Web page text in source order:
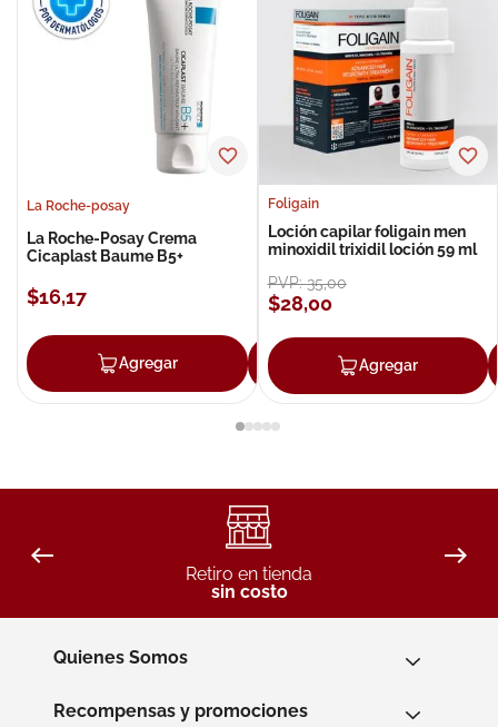
La Roche-posay
La Roche-Posay Crema
Cicaplast Baume B5+
$16,17
Agregar Agregar
Foligain
Loción capilar foligain men
minoxidil trixidil loción 59 ml
PVP:35,00
$28,00
Agregar
Retiro en tienda
sin costo
Quienes Somos
Recompensas y promociones